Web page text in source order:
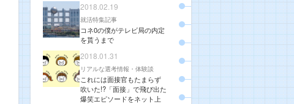
2018.02.19
就活特集記事
コネ0の僕がテレビ局の内定
を貰うまで
2018.01.31
リアルな選考情報・体験談
これには面接官もたまらず
吹いた!?「面接」で飛び出た
爆笑エピソードをネット上